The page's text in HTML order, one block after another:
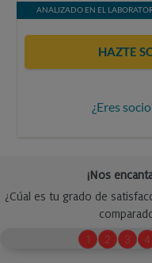
ANALIZADO EN EL
HAZTE
¿Eres